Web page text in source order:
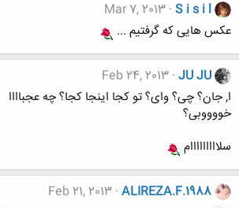
S i s i l
Mar 7, 2013
عکس هایی که گرفتیم ...
JU JU
Feb 24, 2013
ا, جان؟ چی؟ وای؟ تو کجا اینجا کجا؟ چه عجباااا
خووووبی؟
سلااااااااام
ALIREZA.F.1988
Feb 21, 2013